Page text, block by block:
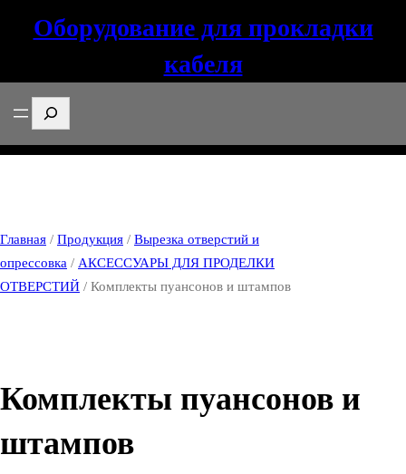
Оборудование для прокладки
кабеля
Поиск
Главная / Продукция / Вырезка отверстий и
опрессовка / АКСЕССУАРЫ ДЛЯ ПРОДЕЛКИ
ОТВЕРСТИЙ / Комплекты пуансонов и штампов
Комплекты пуансонов и
штампов